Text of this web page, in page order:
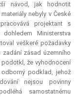
návod, jak hodnotit
nebyly v České
projektant s
dohledem Ministerstva
veškeré požadavky
zadání zásad územního
že vyhodnocení
podklad, jehož
nejsou povinny
samostatnému